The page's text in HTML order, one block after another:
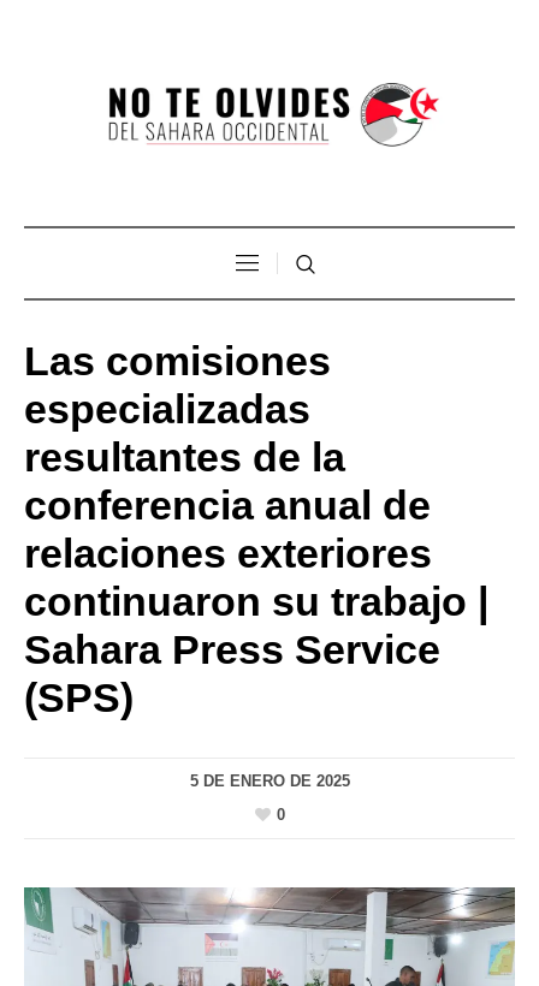
Las comisiones
especializadas
resultantes de la
conferencia anual de
relaciones exteriores
continuaron su trabajo |
Sahara Press Service
(SPS)
5 DE ENERO DE 2025
0